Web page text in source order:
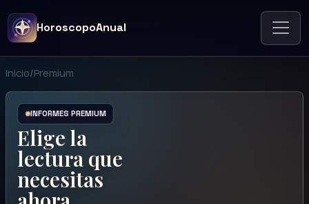
HoroscopoAnual
Inicio/Premium
INFORMES PREMIUM
Elige la
lectura que
necesitas